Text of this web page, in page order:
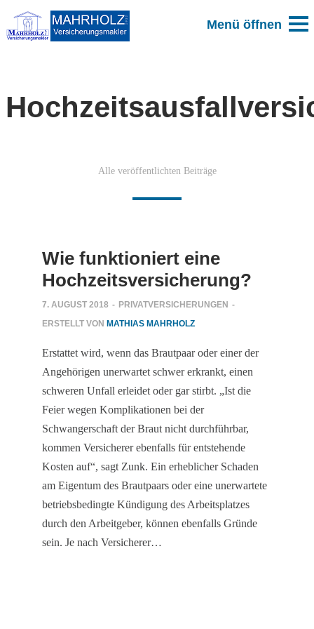
Alle veröffentlichten Beiträge
Wie funktioniert eine
Hochzeitsversicherung?
7. AUGUST 2018 - PRIVATVERSICHERUNGEN -
ERSTELLT VON MATHIAS MAHRHOLZ
Erstattet wird, wenn das Brautpaar oder einer der
Angehörigen unerwartet schwer erkrankt, einen
schweren Unfall erleidet oder gar stirbt. „Ist die
Feier wegen Komplikationen bei der
Schwangerschaft der Braut nicht durchführbar,
kommen Versicherer ebenfalls für entstehende
Kosten auf“, sagt Zunk. Ein erheblicher Schaden
am Eigentum des Brautpaars oder eine unerwartete
betriebsbedingte Kündigung des Arbeitsplatzes
durch den Arbeitgeber, können ebenfalls Gründe
sein. Je nach Versicherer…